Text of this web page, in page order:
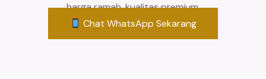
harga ramah, kualitas premium.
Chat WhatsApp Sekarang